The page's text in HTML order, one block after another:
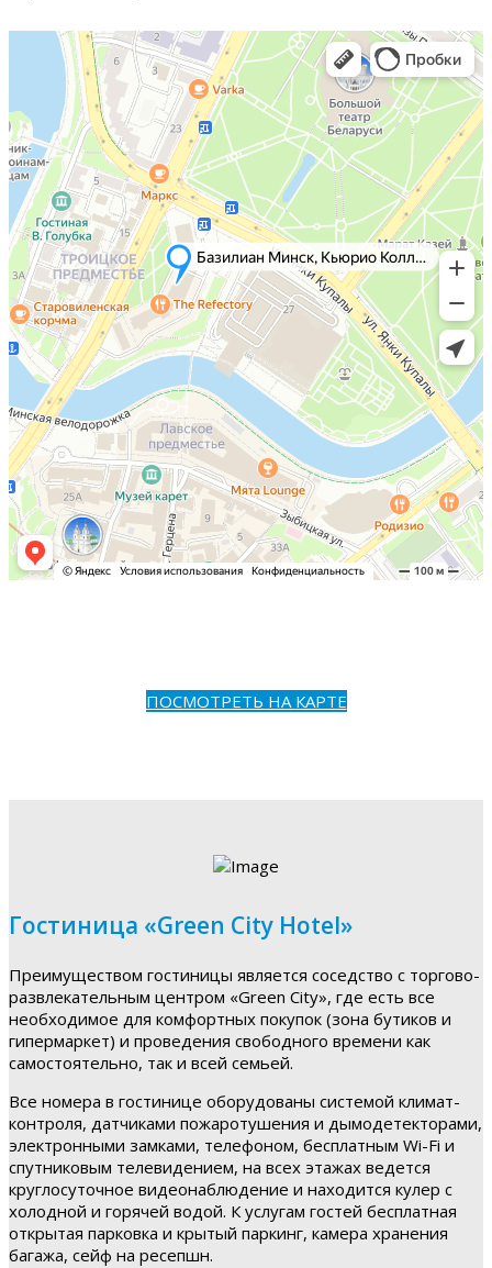
ПОСМОТРЕТЬ НА КАРТЕ
Гостиница «Green City Hotel»
Преимуществом гостиницы является соседство с торгово-
развлекательным центром «Green City», где есть все
необходимое для комфортных покупок (зона бутиков и
гипермаркет) и проведения свободного времени как
самостоятельно, так и всей семьей.
Все номера в гостинице оборудованы системой климат-
контроля, датчиками пожаротушения и дымодетекторами,
электронными замками, телефоном, бесплатным Wi-Fi и
спутниковым телевидением, на всех этажах ведется
круглосуточное видеонаблюдение и находится кулер с
холодной и горячей водой. К услугам гостей бесплатная
открытая парковка и крытый паркинг, камера хранения
багажа, сейф на ресепшн.